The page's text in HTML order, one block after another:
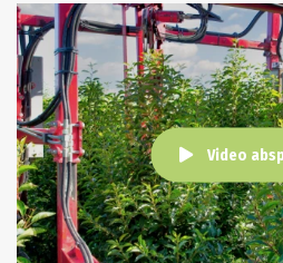
Video